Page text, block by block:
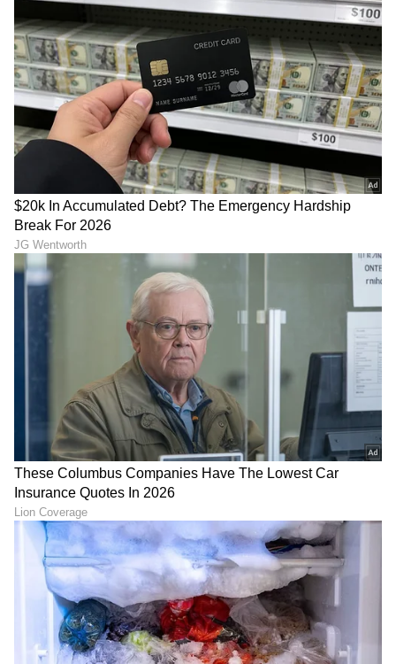
ರಾಹುವಿನ ರಿವರ್ಸ್ ಆಟ ಶುರು,
ಮುಂದಿನ 8 ತಿಂಗಳು ಈ 5
ರಾಶಿಗಳಿಗೆ ಸಂಕಷ್ಟ ತಪ್ಪಿದ್ದಲ್ಲ
ಶ್ರೀಮಂತರಾಗಬೇಕೆ? ಹಾಗಿದ್ರೆ
ಇವತ್ತೆ ಈ ಅಭ್ಯಾಸ ಬಿಡಿ…
ಇಲ್ಲಾಂದ್ರೆ 10ರೂ ಕೂಡ ಕೈಯಲ್ಲಿ
ನಿಲ್ಲಲ್ಲ!
LATEST VIDEOS
"ರಾಜಕೀಯ ಬೇಡ, ಸಿನಿಮಾನೇ ಪ್ರಾಣ":
ಕನಕೋತ್ಸವದಲ್ಲಿ ರಿಷಬ್ ಶೆಟ್ಟಿ | Rishab
Shetty speech | Suvarna News
ಶೇ.50 ರಿಂದ ಶೇ.18 ಕ್ಕೆ TAX ಇಳಿಕೆ: ಮೋದಿ-
ಟ್ರಂಪ್ ಐತಿಹಾಸಿಕ ಒಪ್ಪಂದ | India US
Trade Deal | Party Rounds